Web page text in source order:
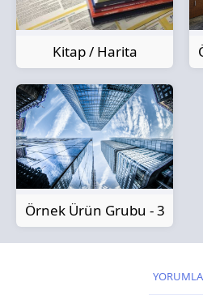
Kitap / Harita
Örnek Ürün Grubu - 3